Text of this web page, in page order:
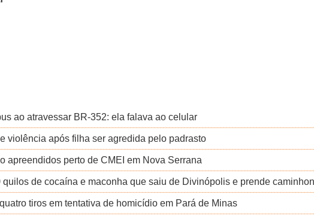
ao atravessar BR-352: ela falava ao celular
violência após filha ser agredida pelo padrasto
apreendidos perto de CMEI em Nova Serrana
de cocaína e maconha que saiu de Divinópolis e prende
tiros em tentativa de homicídio em Pará de Minas